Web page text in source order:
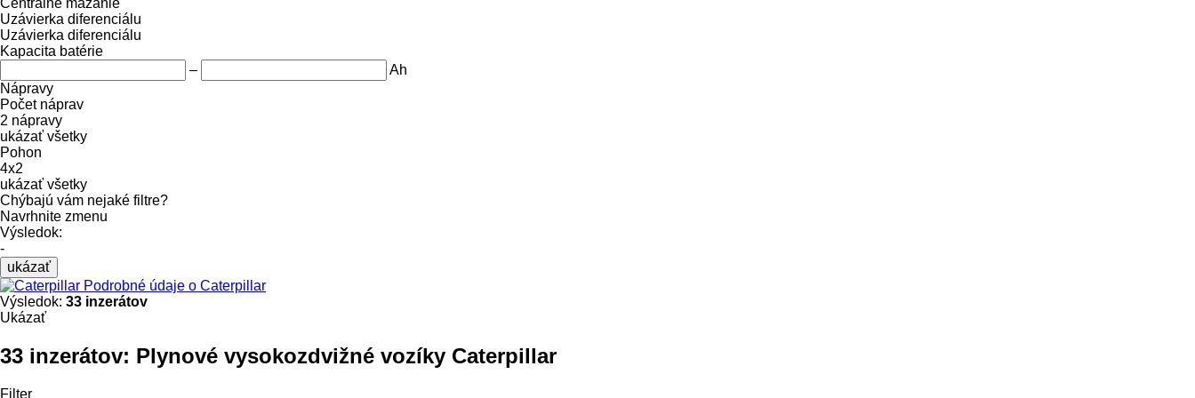
Uzávierka diferenciálu
Uzávierka diferenciálu
Kapacita batérie
–
Ah
Nápravy
Počet náprav
2 nápravy
ukázať všetky
Pohon
4x2
ukázať všetky
Chýbajú vám nejaké filtre?
Navrhnite zmenu
Výsledok:
-
ukázať
Podrobné údaje o Caterpillar
Výsledok: 33 inzerátov
Ukázať
33 inzerátov: Plynové vysokozdvižné vozíky Caterpillar
Filter